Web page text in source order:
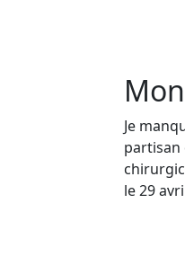
Je
partisan
le 29